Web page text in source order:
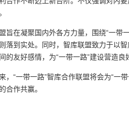
旨在凝聚国内外各方力量，围绕“一带
落到实处。同时，智库联盟致力于以
的友好感情，为“一带一路”建设营造
，“一带一路”智库合作联盟将会为“一
合作共赢。